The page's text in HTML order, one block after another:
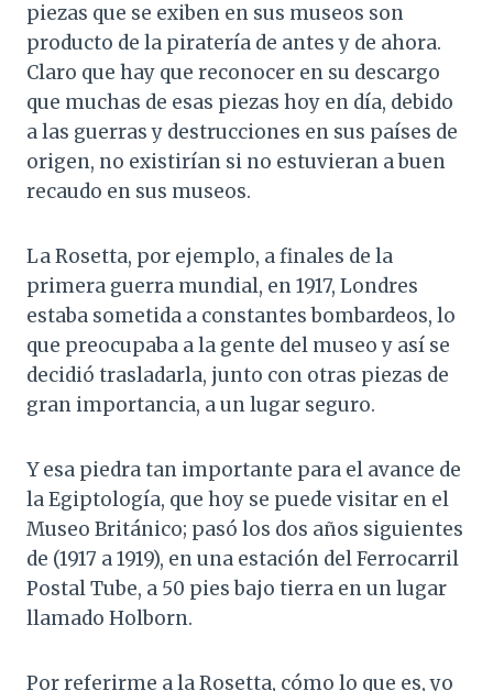
piezas que se exiben en sus museos son
producto de la piratería de antes y de ahora.
Claro que hay que reconocer en su descargo
que muchas de esas piezas hoy en día, debido
a las guerras y destrucciones en sus países de
origen, no existirían si no estuvieran a buen
recaudo en sus museos.
La Rosetta, por ejemplo, a finales de la
primera guerra mundial, en 1917, Londres
estaba sometida a constantes bombardeos, lo
que preocupaba a la gente del museo y así se
decidió trasladarla, junto con otras piezas de
gran importancia, a un lugar seguro.
Y esa piedra tan importante para el avance de
la Egiptología, que hoy se puede visitar en el
Museo Británico; pasó los dos años siguientes
de (1917 a 1919), en una estación del Ferrocarril
Postal Tube, a 50 pies bajo tierra en un lugar
llamado Holborn.
Por referirme a la Rosetta, cómo lo que es, yo